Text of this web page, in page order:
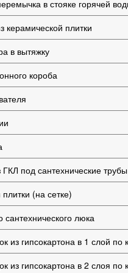
в стояке горячей
плитки
в вытяжку
короба
под сантехнические трубы
(на сетке)
люка
из гипсокартона в 1 слой по
из гипсокартона в 2 слоя по